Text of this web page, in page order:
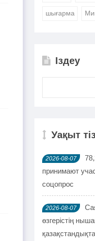
шығарма
Іздеу
Уақыт
2026-08-07
принимают
соцопрос
2026-08-07
өзгерістің